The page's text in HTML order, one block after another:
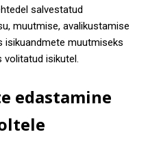
salvestatud
muutmise, avalikustamise
isikuandmete muutmiseks
isikutel.
edastamine